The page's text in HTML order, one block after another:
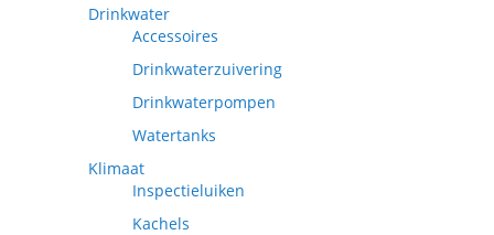
Drinkwater
Accessoires
Drinkwaterzuivering
Drinkwaterpompen
Watertanks
Klimaat
Inspectieluiken
Kachels